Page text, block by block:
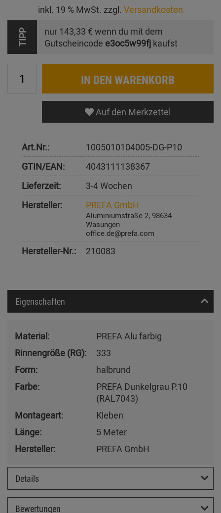
inkl. 19 % MwSt. zzgl. Versandkosten
TIPP nur 143,33 € wenn du mit dem
Gutscheincode e3oc5w99fj kaufst
IN DEN WARENKORB
Auf den Merkzettel
Art.Nr.:
1005010104005-DG-P10
GTIN/EAN:
4043111138367
Lieferzeit:
3-4 Wochen
Hersteller:
PREFA GmbH
Aluminiumstraße 2, 98634
Wasungen
office.de@prefa.com
Hersteller-Nr.: 210083
Eigenschaften
Material:
PREFA Alu farbig
Rinnengröße (RG):
333
Form:
halbrund
Farbe:
PREFA Dunkelgrau P.10
(RAL7043)
Montageart:
Kleben
Länge:
5 Meter
Hersteller:
PREFA GmbH
Details
Bewertungen